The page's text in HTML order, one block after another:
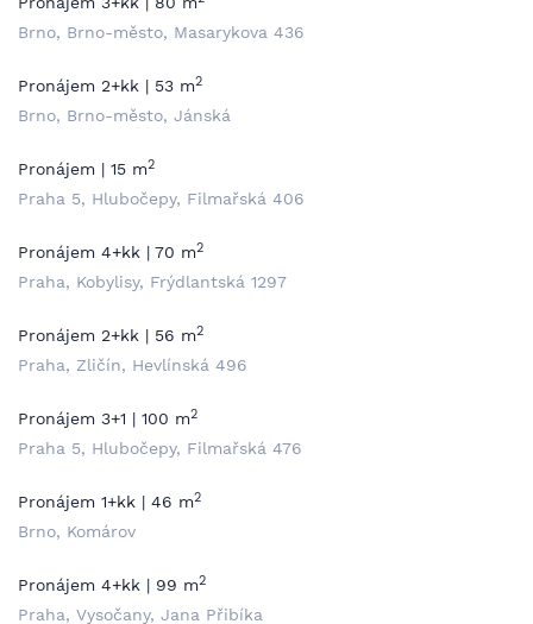
Brno, Brno-město, Masarykova 436
Pronájem 2+kk | 53 m2
Brno, Brno-město, Jánská
Pronájem | 15 m2
Praha 5, Hlubočepy, Filmařská 406
Pronájem 4+kk | 70 m2
Praha, Kobylisy, Frýdlantská 1297
Pronájem 2+kk | 56 m2
Praha, Zličín, Hevlínská 496
Pronájem 3+1 | 100 m2
Praha 5, Hlubočepy, Filmařská 476
Pronájem 1+kk | 46 m2
Brno, Komárov
Pronájem 4+kk | 99 m2
Praha, Vysočany, Jana Přibíka